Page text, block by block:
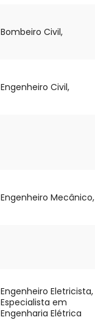
Bombeiro Civil,
Engenheiro Civil,
Engenheiro Mecânico,
Engenheiro Eletricista,
Especialista em
Engenharia Elétrica